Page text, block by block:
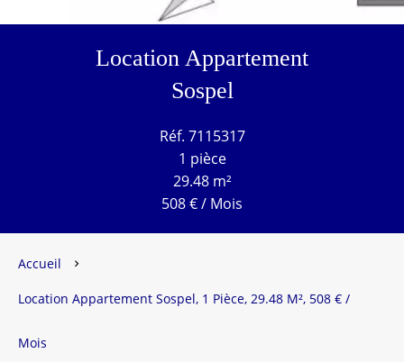
Location Appartement
Sospel
Réf. 7115317
1 pièce
29.48 m²
508 € / Mois
Accueil
Location Appartement Sospel, 1 Pièce, 29.48 M², 508 € /
Mois